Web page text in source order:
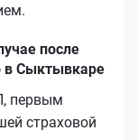
после
в Сыктывкаре
первым
страховой